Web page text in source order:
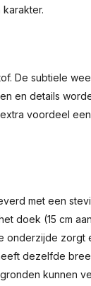
De subtiele
en details
voordeel
met een
doek (15 cm
onderzijde zorgt
dezelfde
kunnen